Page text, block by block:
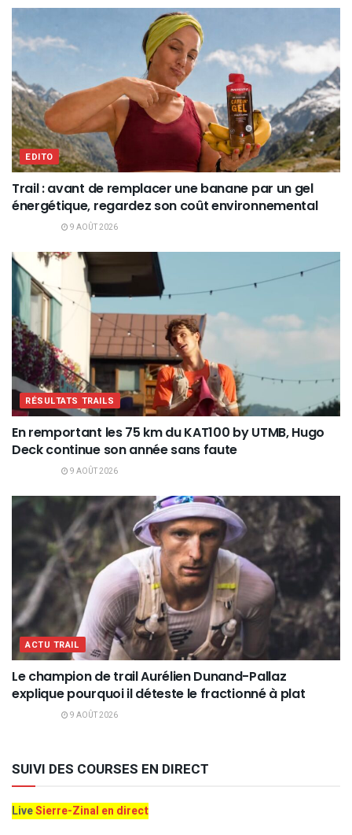
EDITO
Trail : avant de remplacer une banane par un gel
énergétique, regardez son coût environnemental
9 AOÛT 2026
RÉSULTATS TRAILS
En remportant les 75 km du KAT100 by UTMB, Hugo
Deck continue son année sans faute
9 AOÛT 2026
ACTU TRAIL
Le champion de trail Aurélien Dunand-Pallaz
explique pourquoi il déteste le fractionné à plat
9 AOÛT 2026
SUIVI DES COURSES EN DIRECT
LiveSierre-Zinal en direct